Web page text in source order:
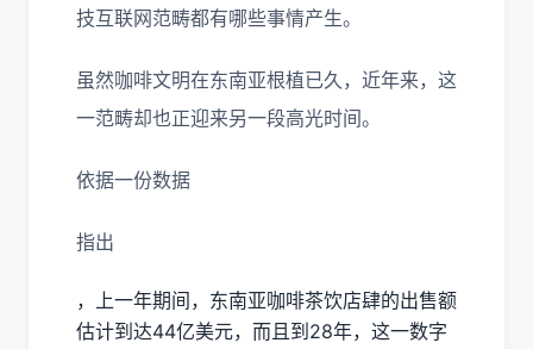
技互联网范畴都有哪些事情产生。
虽然咖啡文明在东南亚根植已久，近年来，这
一范畴却也正迎来另一段高光时间。
依据一份数据
指出
，上一年期间，东南亚咖啡茶饮店肆的出售额
估计到达44亿美元，而且到28年，这一数字